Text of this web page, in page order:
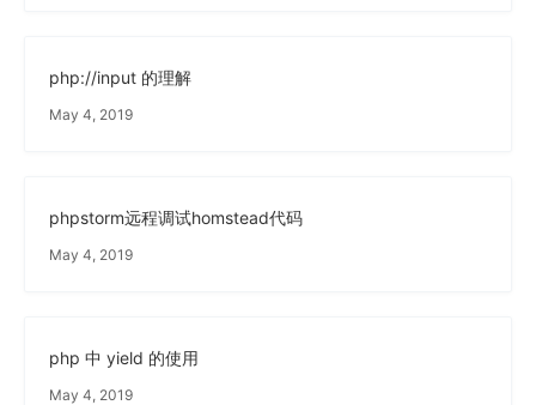
php://input 的理解
May 4, 2019
phpstorm远程调试homstead代码
May 4, 2019
php 中 yield 的使用
May 4, 2019